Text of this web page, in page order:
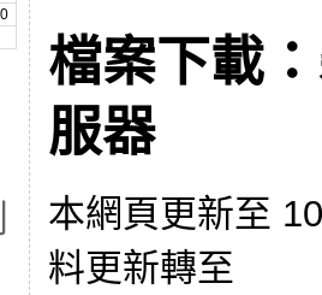
檔案下載
服器
本網頁更新至
料更新轉至